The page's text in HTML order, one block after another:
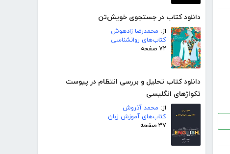
دانلود کتاب در جستجوی خویش‌تن
از: محمدرضا زادهوش
کتاب‌های روانشناسی
۷۲ صفحه
دانلود کتاب تحلیل و بررسی انتظام در پیوست
تکواژهای انگلیسی
از: محمد آذروش
کتاب‌های آموزش زبان
۳۷ صفحه